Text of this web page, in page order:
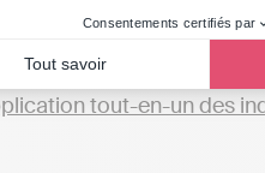
Consentements certifiés par
Tout savoir
et automatiser sa
à Irigny ou ailleurs),